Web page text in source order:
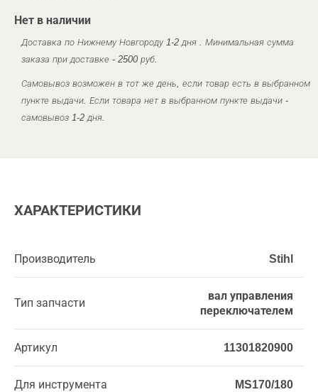
Нет в наличии
Доставка по Нижнему Новгороду 1-2 дня . Минимальная сумма
заказа при доставке - 2500 руб.
Самовывоз возможен в тот же день, если товар есть в выбранном
пункте выдачи. Если товара нет в выбранном пункте выдачи -
самовывоз 1-2 дня.
ХАРАКТЕРИСТИКИ
Производитель Stihl
Тип запчасти
вал управления
переключателем
Артикул 11301820900
Для инструмента MS170/180